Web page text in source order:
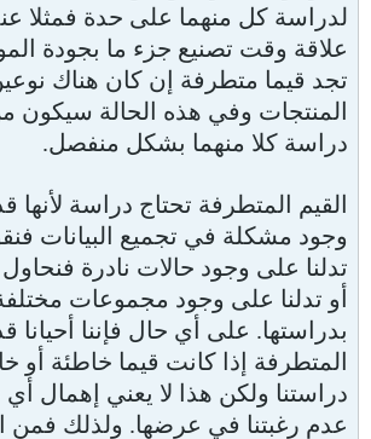
لدراسة كل منهما على حدة فمثلا
علاقة وقت تصنيع جزء ما بجودة
تجد قيما متطرفة إن كان هناك
المنتجات وفي هذه الحالة سيكون
دراسة كلا منهما بشكل منفصل.
القيم المتطرفة تحتاج دراسة لأنها
وجود مشكلة في تجميع البيانات
تدلنا على وجود حالات نادرة
أو تدلنا على وجود مجموعات
بدراستها. على أي حال فإننا أحيانا
المتطرفة إذا كانت قيما خاطئة
دراستنا ولكن هذا لا يعني إهمال
عدم رغبتنا في عرضها. ولذلك فمن